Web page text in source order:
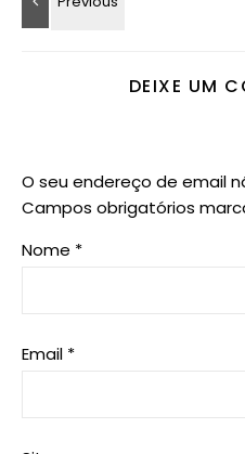
DEIXE UM
O seu endereço de email
Campos obrigatórios
Nome *
Email *